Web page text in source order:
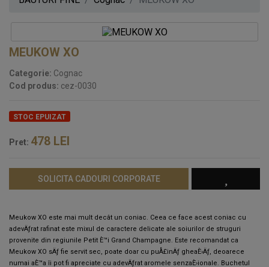
MEUKOW XO
Categorie: Cognac
Cod produs: cez-0030
STOC EPUIZAT
Pret: 478 LEI
SOLICITA CADOURI CORPORATE
Meukow XO este mai mult decât un coniac. Ceea ce face acest coniac cu
adevÄƒrat rafinat este mixul de caractere delicate ale soiurilor de struguri
provenite din regiunile Petit È™i Grand Champagne. Este recomandat ca
Meukow XO sÄƒ fie servit sec, poate doar cu puÅ£inÄƒ gheaÈ›Äƒ, deoarece
numai aÈ™a îi pot fi apreciate cu adevÄƒrat aromele senzaÈ›ionale. Buchetul